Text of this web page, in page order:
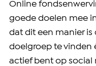
Online
goede doelen mee
dat dit een manier
doelgroep te vinden
actief bent op social